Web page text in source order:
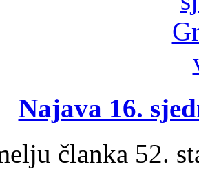
Najava 16.
članka 52.